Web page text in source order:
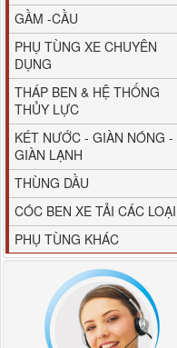
GẦM -CẦU
PHỤ TÙNG XE CHUYÊN
DỤNG
THÁP BEN & HỆ THỐNG
THỦY LỰC
KÉT NƯỚC - GIÀN NÓNG -
GIÀN LẠNH
THÙNG DẦU
CÓC BEN XE TẢI CÁC LOẠI
PHỤ TÙNG KHÁC
80YHCB-60 Bơm xăng
dầu 60m3/h...